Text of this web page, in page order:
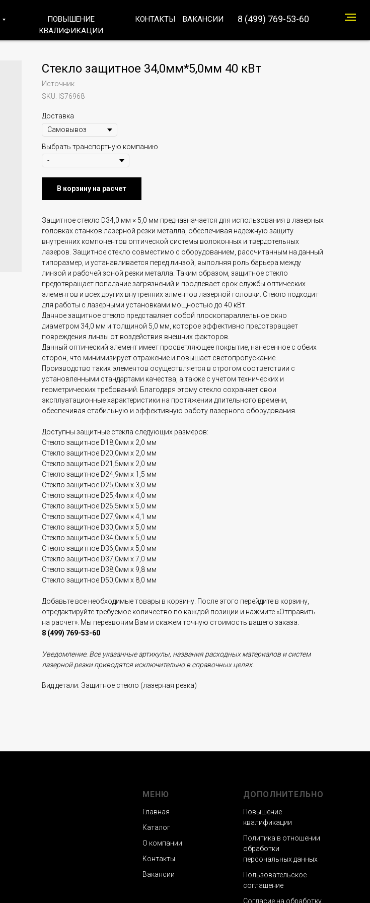
8 (499) 769-53-60
ПОВЫШЕНИЕ
КВАЛИФИКАЦИИ
КОНТАКТЫ ВАКАНСИИ
Стекло защитное 34,0мм*5,0мм 40 кВт
Источник
SKU: IS76968
Доставка
Выбрать транспортную компанию
В корзину на расчет
Защитное стекло D34,0 мм × 5,0 мм предназначается для использования в лазерных
головках станков лазерной резки металла, обеспечивая надежную защиту
внутренних компонентов оптической системы волоконных и твердотельных
лазеров. Защитное стекло совместимо с оборудованием, рассчитанным на данный
типоразмер, и устанавливается перед линзой, выполняя роль барьера между
линзой и рабочей зоной резки металла. Таким образом, защитное стекло
предотвращает попадание загрязнений и продлевает срок службы оптических
элементов и всех других внутренних элментов лазерной головки. Стекло подходит
для работы с лазерными установками мощностью до 40 кВт.
Данное защитное стекло представляет собой плоскопараллельное окно
диаметром 34,0 мм и толщиной 5,0 мм, которое эффективно предотвращает
повреждения линзы от воздействия внешних факторов.
Данный оптический элемент имеет просветляющее покрытие, нанесенное с обеих
сторон, что минимизирует отражение и повышает светопропускание.
Производство таких элементов осуществляется в строгом соответствии с
установленными стандартами качества, а также с учетом технических и
геометрических требований. Благодаря этому стекло сохраняет свои
эксплуатационные характеристики на протяжении длительного времени,
обеспечивая стабильную и эффективную работу лазерного оборудования.
Доступны защитные стекла следующих размеров:
Стекло защитное D18,0мм x 2,0 мм
Стекло защитное D20,0мм x 2,0 мм
Стекло защитное D21,5мм x 2,0 мм
Стекло защитное D24,9мм x 1,5 мм
Стекло защитное D25,0мм x 3,0 мм
Стекло защитное D25,4мм x 4,0 мм
Стекло защитное D26,5мм x 5,0 мм
Стекло защитное D27,9мм × 4,1 мм
Стекло защитное D30,0мм x 5,0 мм
Стекло защитное D34,0мм x 5,0 мм
Стекло защитное D36,0мм x 5,0 мм
Стекло защитное D37,0мм x 7,0 мм
Стекло защитное D38,0мм x 9,8 мм
Стекло защитное D50,0мм x 8,0 мм
Добавьте все необходимые товары в корзину. После этого перейдите в корзину,
отредактируйте требуемое количество по каждой позиции и нажмите «Отправить
на расчет». Мы перезвоним Вам и скажем точную стоимость вашего заказа.
8 (499) 769-53-60
Уведомление. Все указанные артикулы, названия расходных материалов и систем
лазерной резки приводятся исключительно в справочных целях.
Вид детали: Защитное стекло (лазерная резка)
МЕНЮ
Главная
Каталог
О компании
Контакты
Вакансии
ДОПОЛНИТЕЛЬНО
Повышение
квалификации
Политика в отношении
обработки
персональных данных
Пользовательское
соглашение
Согласие на обработку